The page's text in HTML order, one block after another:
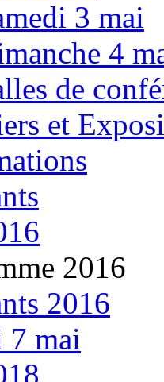
3 mai
4
de
et
2016
2016
7 mai